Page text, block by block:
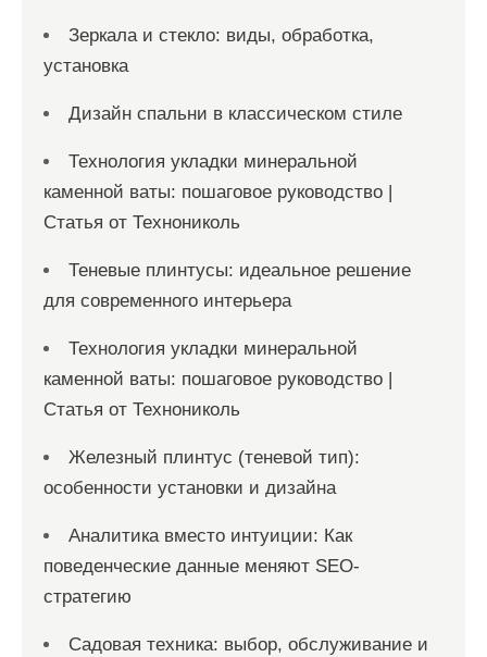
Зеркала и стекло: виды, обработка,
установка
Дизайн спальни в классическом стиле
Технология укладки минеральной
каменной ваты: пошаговое руководство |
Статья от Технониколь
Теневые плинтусы: идеальное решение
для современного интерьера
Технология укладки минеральной
каменной ваты: пошаговое руководство |
Статья от Технониколь
Железный плинтус (теневой тип):
особенности установки и дизайна
Аналитика вместо интуиции: Как
поведенческие данные меняют SEO-
стратегию
Садовая техника: выбор, обслуживание и